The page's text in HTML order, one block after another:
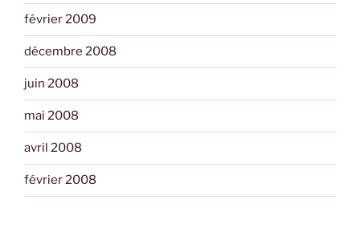
février 2009
décembre 2008
juin 2008
mai 2008
avril 2008
février 2008